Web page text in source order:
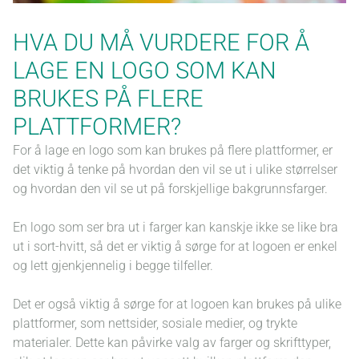
TEKSTING AV VIDEO
BRYLLUPSSIDE
VIDEO
VIDEO HOSTING
BILDER
SEO ANALYSE
HVA DU MÅ VURDERE FOR Å
LAGE EN LOGO SOM KAN
BRUKES PÅ FLERE
PLATTFORMER?
For å lage en logo som kan brukes på flere plattformer, er
det viktig å tenke på hvordan den vil se ut i ulike størrelser
og hvordan den vil se ut på forskjellige bakgrunnsfarger.
En logo som ser bra ut i farger kan kanskje ikke se like bra
ut i sort-hvitt, så det er viktig å sørge for at logoen er enkel
og lett gjenkjennelig i begge tilfeller.
Det er også viktig å sørge for at logoen kan brukes på ulike
plattformer, som nettsider, sosiale medier, og trykte
materialer. Dette kan påvirke valg av farger og skrifttyper,